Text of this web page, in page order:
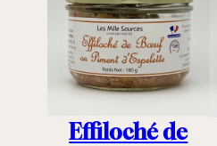
Effiloché de